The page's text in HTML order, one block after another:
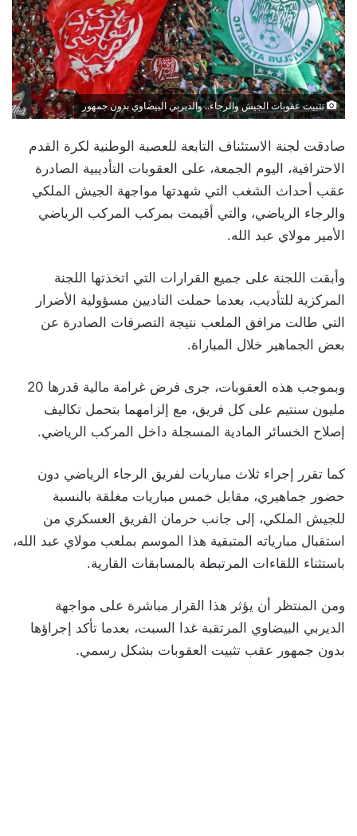
تثبيت عقوبات الجيش والرجاء.. والديربي البيضاوي بدون جمهور
صادقت لجنة الاستئناف التابعة للعصبة الوطنية لكرة القدم
الاحترافية، اليوم الجمعة، على العقوبات التأديبية الصادرة
عقب أحداث الشغب التي شهدتها مواجهة الجيش الملكي
والرجاء الرياضي، والتي أقيمت بمركب المركب الرياضي
الأمير مولاي عبد الله.
وأبقت اللجنة على جميع القرارات التي اتخذتها اللجنة
المركزية للتأديب، بعدما حملت الناديين مسؤولية الأضرار
التي طالت مرافق الملعب نتيجة التصرفات الصادرة عن
بعض الجماهير خلال المباراة.
وبموجب هذه العقوبات، جرى فرض غرامة مالية قدرها 20
مليون سنتيم على كل فريق، مع إلزامهما بتحمل تكاليف
إصلاح الخسائر المادية المسجلة داخل المركب الرياضي.
كما تقرر إجراء ثلاث مباريات لفريق الرجاء الرياضي دون
حضور جماهيري، مقابل خمس مباريات مغلقة بالنسبة
للجيش الملكي، إلى جانب حرمان الفريق العسكري من
استقبال مبارياته المتبقية هذا الموسم بملعب مولاي عبد الله،
باستثناء اللقاءات المرتبطة بالمسابقات القارية.
ومن المنتظر أن يؤثر هذا القرار مباشرة على مواجهة
الديربي البيضاوي المرتقبة غدا السبت، بعدما تأكد إجراؤها
بدون جمهور عقب تثبيت العقوبات بشكل رسمي.